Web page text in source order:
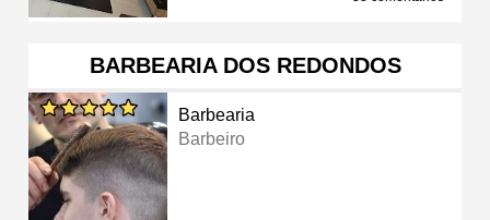
BARBEARIA DOS REDONDOS
Barbearia
Barbeiro